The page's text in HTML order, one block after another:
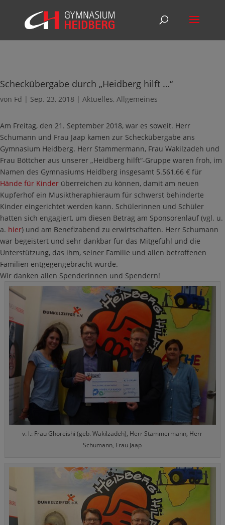
Scheckübergabe durch „Heidberg hilft …“
von Fd | Sep. 23, 2018 | Aktuelles, Allgemeines
Am Freitag, den 21. September 2018, war es soweit. Herr
Schumann und Frau Jaap kamen zur Scheckübergabe ans
Gymnasium Heidberg. Herr Stammermann, Frau Wakilzadeh und
Frau Böttcher aus unserer „Heidberg hilft“-Gruppe waren froh, im
Namen des Gymnasiums Heidberg insgesamt 5.561,66 € für
Hände für Kinder überreichen zu können, damit am neuen
Kupferhof ein Musiktheraphieraum für schwerst behinderte
Kinder eingerichtet werden kann. Schülerinnen und Schüler
hatten sich engagiert, um diesen Betrag am Sponsorenlauf (vgl. u.
a. hier) und am Benefizabend zu erwirtschaften. Herr Schumann
war begeistert und sehr dankbar für das Mitgefühl und die
Unterstützung, das ihm, seiner Familie und allen betroffenen
Familien entgegengebracht wurde.
Wir danken allen Spenderinnen und Spendern!
v. l.: Frau Ghoreishi (geb. Wakilzadeh), Herr Stammermann, Herr
Schumann, Frau Jaap